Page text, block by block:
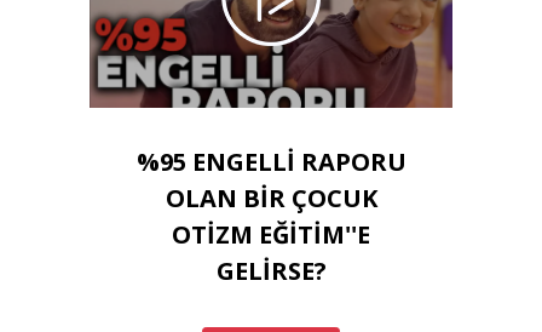
%95 ENGELLİ RAPORU
OLAN BİR ÇOCUK
OTİZM EĞİTİM''E
GELİRSE?